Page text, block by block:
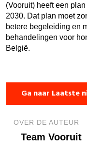
(Vooruit) heeft een
2030. Dat plan moet
betere begeleiding en
behandelingen voor
België.
Ga naar Laatste
OVER DE AUTEUR
Team Vooruit